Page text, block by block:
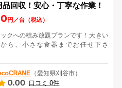
回収！安心・丁寧な作業！
円／台（税込）
クへの積み放題プランです！大きい
ら、小さな食器までお任せ下さ
（愛知県刈谷市）
0.00 口コミ 0件